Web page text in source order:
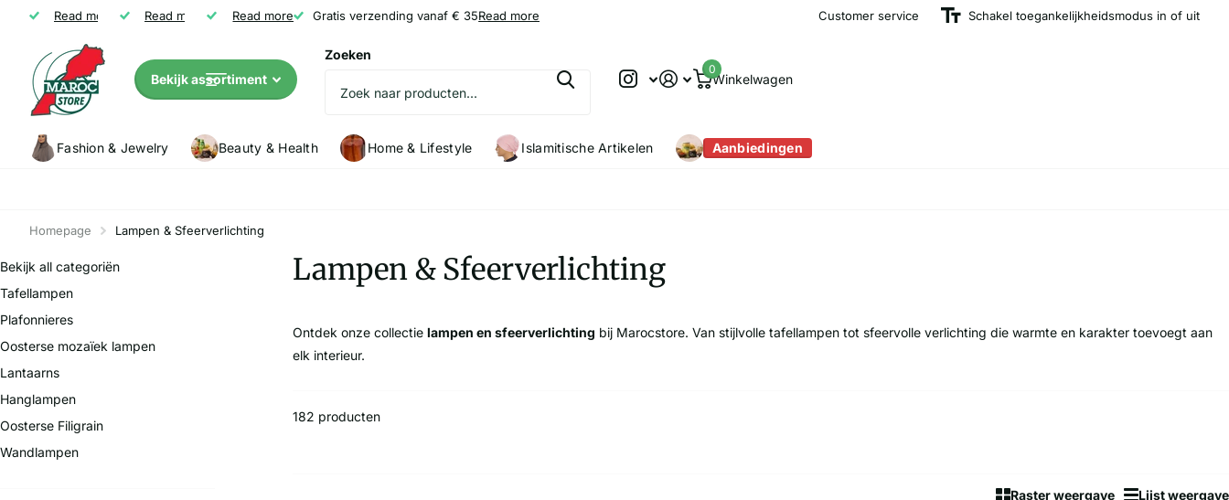
Gratis verzending vanaf € 35
Read more Niet tevreden? Geld terug
Read more Klanten (5147) geven Marocstore een 9.2 /10
Read more 9.2
Gratis verzending vanaf € 35Read more Customer service Schakel toegankelijkheidsmodus in of uit
Bekijk assortiment
Zoeken
Winkelwagen
0
Fashion & Jewelry Beauty & Health Home & Lifestyle Islamitische Artikelen Aanbiedingen
Homepage Lampen & Sfeerverlichting
Lampen & Sfeerverlichting
Ontdek onze collectie lampen en sfeerverlichting bij Marocstore. Van stijlvolle tafellampen tot sfeervolle verlichting die warmte en karakter toevoegt aan
elk interieur.
182 producten
Raster weergave Lijst weergave
Bekijk all categoriën
Tafellampen
Plafonnieres
Oosterse mozaïek lampen
Lantaarns
Hanglampen
Oosterse Filigrain
Wandlampen